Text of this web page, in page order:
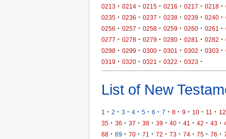
0213 · 0214 · 0215 · 0216 · 0217 · 0218 ·
0235 · 0236 · 0237 · 0238 · 0239 · 0240 ·
0256 · 0257 · 0258 · 0259 · 0260 · 0261 ·
0277 · 0278 · 0279 · 0280 · 0281 · 0282 ·
0298 · 0299 · 0300 · 0301 · 0302 · 0303 ·
0319 · 0320 · 0321 · 0322 · 0323 ·
List of New
1 · 2 · 3 · 4 · 5 · 6 · 7 · 8 · 9 · 10 · 11 · 12
35 · 36 · 37 · 38 · 39 · 40 · 41 · 42 · 43 ·
68 · 69 · 70 · 71 · 72 · 73 · 74 · 75 · 76 ·